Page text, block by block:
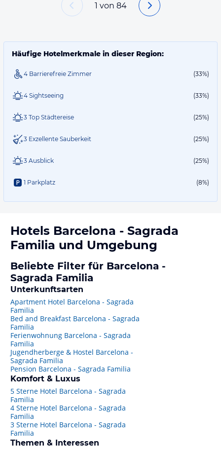
1 von 84
Häufige Hotelmerkmale in dieser Region:
4 Barrierefreie Zimmer (33%)
4 Sightseeing (33%)
3 Top Städtereise (25%)
3 Exzellente Sauberkeit (25%)
3 Ausblick (25%)
1 Parkplatz (8%)
Hotels Barcelona - Sagrada
Familia und Umgebung
Beliebte Filter für Barcelona -
Sagrada Familia
Unterkunftsarten
Apartment Hotel Barcelona - Sagrada
Familia
Bed and Breakfast Barcelona - Sagrada
Familia
Ferienwohnung Barcelona - Sagrada
Familia
Jugendherberge & Hostel Barcelona -
Sagrada Familia
Pension Barcelona - Sagrada Familia
Komfort & Luxus
5 Sterne Hotel Barcelona - Sagrada
Familia
4 Sterne Hotel Barcelona - Sagrada
Familia
3 Sterne Hotel Barcelona - Sagrada
Familia
Themen & Interessen